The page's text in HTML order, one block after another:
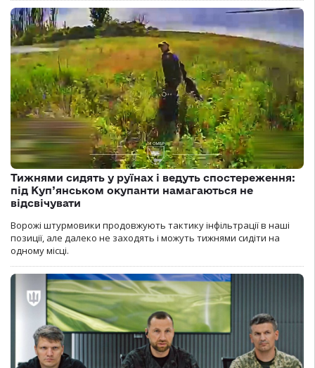
Тижнями сидять у руїнах і ведуть спостереження:
під Куп’янськом окупанти намагаються не
відсвічувати
Ворожі штурмовики продовжують тактику інфільтрації в наші
позиції, але далеко не заходять і можуть тижнями сидіти на
одному місці.